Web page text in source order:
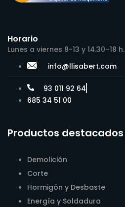
Horario
Lunes a viernes 8-13 y 14.30–18 h.
info@llisabert.com
93 011 92 64
685 34 51 00
Productos destacados
Demolición
Corte
Hormigón y Desbaste
Energía y Soldadura